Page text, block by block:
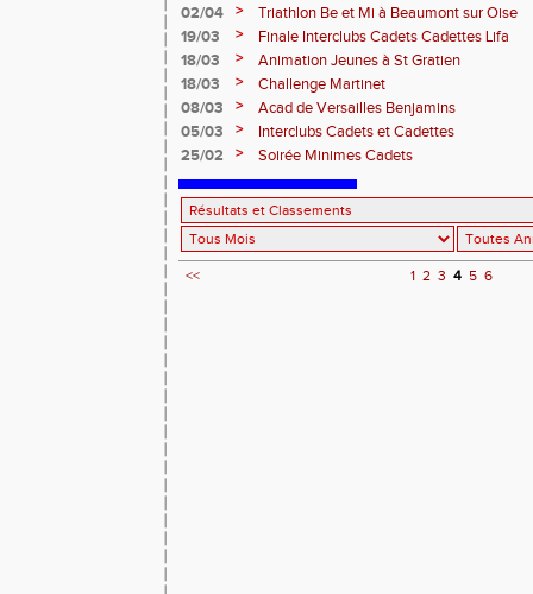
02/04
>
Triathlon Be et Mi à Beaumont sur Oise
19/03
>
Finale Interclubs Cadets Cadettes Lifa
18/03
>
Animation Jeunes à St Gratien
18/03
>
Challenge Martinet
08/03
>
Acad de Versailles Benjamins
05/03
>
Interclubs Cadets et Cadettes
25/02
> Soirée Minimes Cadets
<< 1 2 3 4 5 6